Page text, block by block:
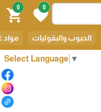
Select Language ▼
0
favorite
0
shopping_cart
الحبوب والبقوليات مواد